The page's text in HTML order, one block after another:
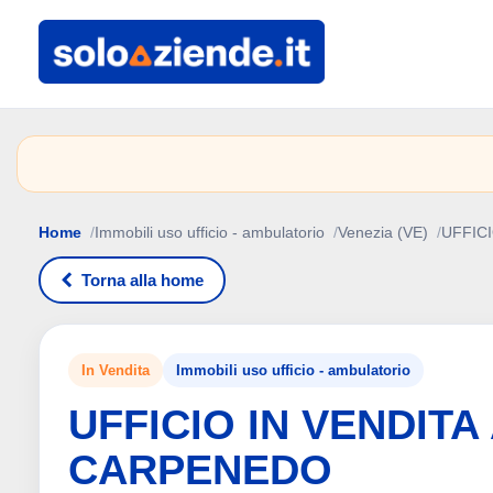
Home Immobili uso ufficio - ambulatorio Venezia (VE)
Torna alla home
In Vendita Immobili uso ufficio - ambulatorio
UFFICIO IN
CARPENEDO